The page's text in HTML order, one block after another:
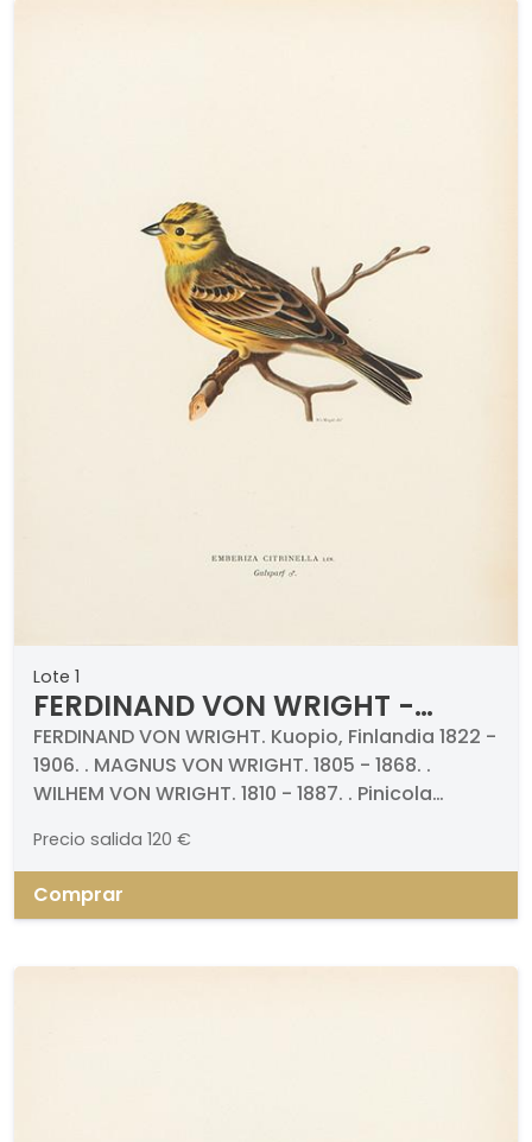
Lote 1
FERDINAND VON WRIGHT -
Pinicola Enucleator y Emberiza
Citrinella
FERDINAND VON WRIGHT. Kuopio, Finlandia 1822 -
1906. . MAGNUS VON WRIGHT. 1805 - 1868. .
WILHEM VON WRIGHT. 1810 - 1887. . Pinicola
cromolitografiados (dos). Firmados y titulados.
Medidas 340 x 260 mm cada uno. Impresos por
"A. Börzells".. . Proceden de la obra "Svenka
Precio salida 120 €
Comprar